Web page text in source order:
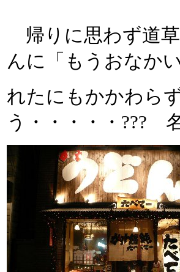
帰りに思わず道
んに「もうおなか
れたにもかかわら
う・・・・・???